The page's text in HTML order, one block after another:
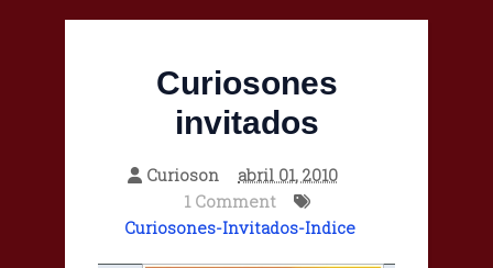
Curiosones
invitados
Curioson
abril 01, 2010
1 Comment
Curiosones-Invitados-Indice